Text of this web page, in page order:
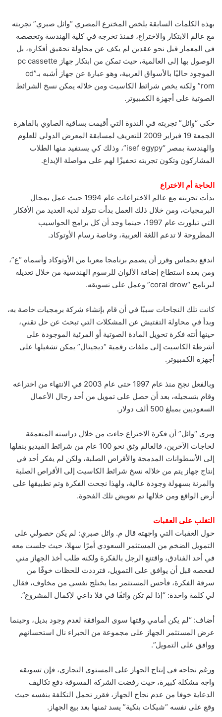
بهذه الكلمات السابقة يلخص المخترع المصري “وائل صبري” تجربته
مع عالم الابتكار والاختراع، فمنذ تخرجه في كلية الهندسة وتخصصه
في المعمار قبل نحو عقدين لم يكف عن محاولة تحقيق أفكاره، بل
الوصول بها إلى العالمية، حيث تمكن من ابتكار جهاز pc cassette
الموجود حاليًا بالأسواق العربية، وهو عبارة عن جهاز أشبه بـ”cd
rom” ولكنه يخص شرائط الكاسيت ومن خلاله يمكن نسخ الشرائط
الصوتية على أجهزة الكمبيوتر.
حكى “وائل” تجربته في الندوة التي أقيمت بساقية الصاوي بالقاهرة
الجمعة 19 فبراير 2009 للتعريف لمسابقة المعرض الدولي للعلوم
والهندسة بمصر “isef egypy”، وذلك كي يستفيد منها الطلاب
المشاركون وتكون تجربته تحفيزًا لهم على مواصلة الإبداع.
الحاجة أم الاختراع
بدأت تجربته مع عالم الاختراعات عام 1994 حيث عمل بمجال
البرمجيات، ومن خلال ذلك العمل بدأت تتولد لديه العديد من الأفكار
التي تبلورت عام 1997، حينما وجد أن كل برامج الحواسيب
المطروحة لا تدعم اللغة العربية، وخاصة رسام الأوتوكاد.
اندفع بحماس وقرر أن يصمم برنامجا معربا من الأوتوكاد وأسماه “ع”،
ومن بعده استطاع إضافة الألوان للرسوم الهندسية من خلال تعديله
لبرنامج “coral drow” وعمل على تسويقه.
كانت تلك النجاحات سببًا في أن قام بإنشاء شركة برمجيات خاصة به،
وبدأ في محاولة التفتيش عن المشكلات التي تبحث عن حل تقني،
حينها أتته فكرة تحويل المادة الصوتية أو المرئية الموجودة على
أشرطة الكاسيت إلى ملفات رقمية “ديجيتال” يمكن تشغيلها على
أجهزة الكمبيوتر.
وبالفعل نجح منذ عام 1997 حتى عام 2003 في الانتهاء من اختراعه
وقام بتسجيله، بعد أن حصل على تمويل من أحد رجال الأعمال
السعوديين بمبلغ 500 ألف دولار.
ويرى “وائل” أن فكرة الاختراع جاءت من خلال دراسته المتعمقة
لحاجات الآخرين، فالعالم وثق نحو 100 عام من شرائط الفيديو بنقلها
إلى الأسطوانات المدمجة والأقراص الصلبة، ولكن لم يفكر أحد في
إنتاج جهاز يتم من خلاله نسخ شرائط الكاسيت إلى الأقراص الصلبة
والمرنة بسهولة وجودة عالية، ولهذا نجحت الفكرة وتم تطبيقها على
أرض الواقع ومن خلالها تم تعويض تلك الفجوة.
التغلب على العقبات
حول العقبات التي واجهته قال م. وائل صبري: لم يكن حصولي على
التمويل الضخم من المستثمر السعودي أمرًا سهلا، حيث جلست معه
في أحد الفنادق، واقتنع الرجل بالفكرة ولكنه طلب أخذ الجهاز مني
لفحصه قبل أن يوافق على التمويل، فترددت للحظات خوفًا من
سرقة الفكرة، فأحس المستثمر بما يختلج نفسي من مخاوف، فقال
لي كلمة واحدة: “إذا لم تكن واثقًا في فلا داعي لإكمال المشروع”.
أضاف: “لم يكن أمامي وقتها سوى الموافقة لعدم وجود بديل، وحينما
عرض المستثمر الجهاز على مجموعة من الخبراء نال استحسانهم
ووافق على التمويل”.
ورغم نجاحه في إنتاج الجهاز على المستوى التجاري، فإن تسويقه
واجه مشكلة كبيرة، حيث رفضت الشركة المسوقة دفع تكاليف
الدعاية خوفا من عدم نجاح الجهاز، فقرر تحمل التكلفة بنفسه حيث
وقع على نفسه “شيكات بنكية” يسد ثمنها بعد بيع الجهاز.